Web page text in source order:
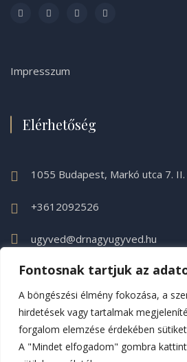
Fontosnak tartjuk az
A böngészési élmény fokozása, a
hirdetések vagy tartalmak
forgalom elemzése érdekében
A "Mindet elfogadom" gombra
Impresszum
Elérhetőség
1055 Budapest, Markó utca 7. II.
+3612092526
ugyved@drnagyugyved.hu